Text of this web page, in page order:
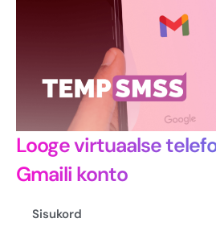
Looge virtuaalse
Gmaili konto
Sisukord